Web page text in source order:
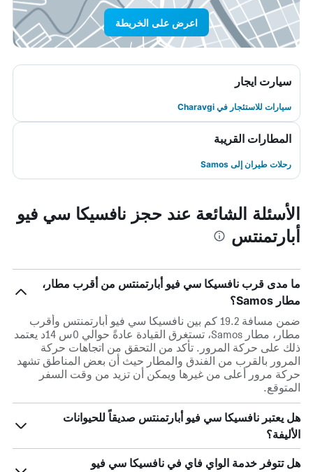
اعرض على الخريطة
سيارت ايجار
سيارات للاستئجار في Charavgi
المطارات القريبة
رحلات طيران إلى Samos
الأسئلة الشائعة عند حجز نافسيكا سي فيو
أبارتمنتس
ما مدى قرب نافسيكا سي فيو أبارتمنتس من أقرب مطار،
مطار Samos؟
ضمن مسافة 19.2 كم بين نافسيكا سي فيو أبارتمنتس وأقرب
مطار، مطار Samos، تستغرق القيادة عادةً حوالي 0س 14د يعتمد
ذلك على حركة المرور. تأكد من التحقق من اتجاهات حركة
المرور بالقرب من الفندق والمطار حيث أن بعض المناطق تشهد
حركة مرور أعلى من غيرها ويمكن أن تزيد من وقت السفر
المتوقع.
هل يعتبر نافسيكا سي فيو أبارتمنتس صديقاً للحيوانات
الأليفة؟
هل تتوفر خدمة الواي فاي في نافسيكا سي فيو